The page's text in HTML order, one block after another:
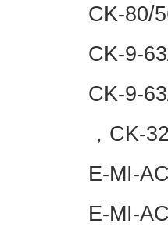
CK-80/
CK-9-
CK-9-
，CK-
E-MI-
E-MI-